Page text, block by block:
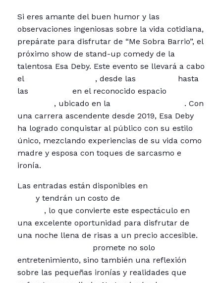
Si eres amante del buen humor y las
observaciones ingeniosas sobre la vida cotidiana,
prepárate para disfrutar de “Me Sobra Barrio”, el
próximo show de stand-up comedy de la
talentosa Esa Deby. Este evento se llevará a cabo
el
, desde las
hasta
las
en el reconocido espacio
, ubicado en la
. Con
una carrera ascendente desde 2019, Esa Deby
ha logrado conquistar al público con su estilo
único, mezclando experiencias de su vida como
madre y esposa con toques de sarcasmo e
ironía.
Las entradas están disponibles en
y tendrán un costo de
, lo que convierte este espectáculo en
una excelente oportunidad para disfrutar de
una noche llena de risas a un precio accesible.
promete no solo
entretenimiento, sino también una reflexión
sobre las pequeñas ironías y realidades que